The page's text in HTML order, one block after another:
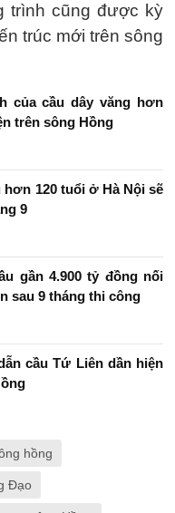
trình cũng được kỳ
trúc mới trên sông
của cầu dây văng hơn
trên sông Hồng
hơn 120 tuổi ở Hà Nội sẽ
9
gần 4.900 tỷ đồng nối
sau 9 tháng thi công
cầu Tứ Liên dần hiện
hồng
Đạo